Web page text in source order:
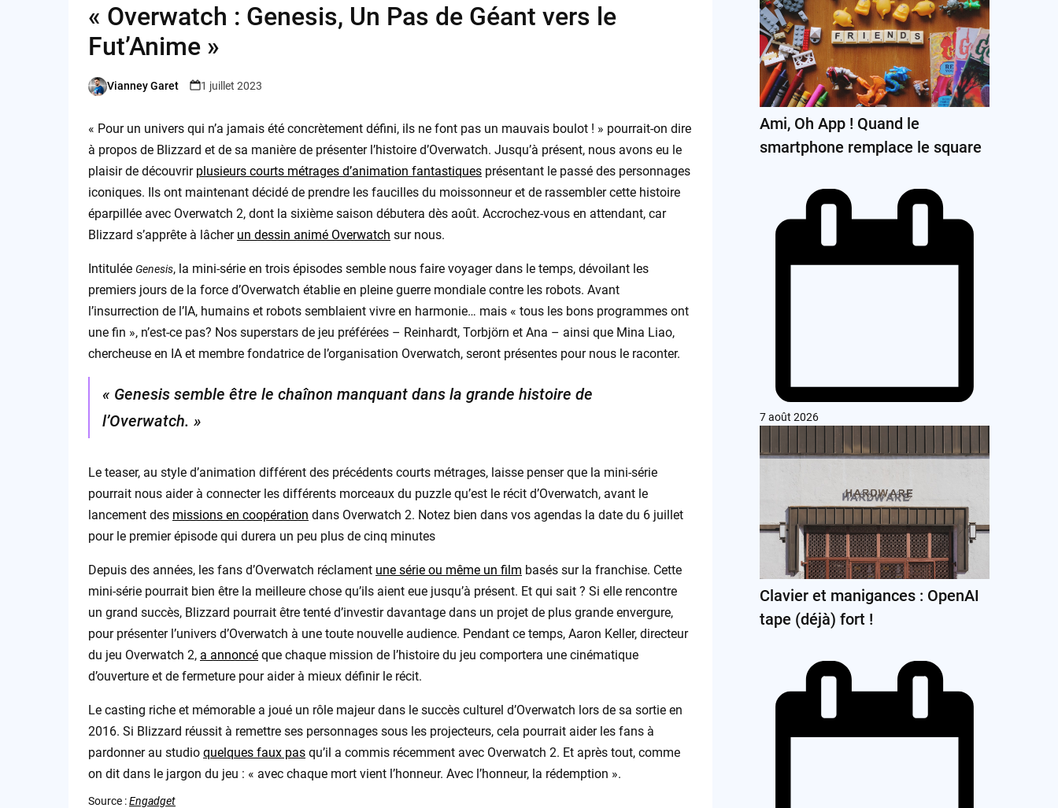
« Overwatch : Genesis, Un Pas de Géant vers le
Fut’Anime »
Posted
Vianney Garet 1 juillet 2023
« Pour un univers qui n’a jamais été concrètement défini, ils ne font pas un mauvais boulot ! » pourrait-on dire
à propos de Blizzard et de sa manière de présenter l’histoire d’Overwatch. Jusqu’à présent, nous avons eu le
plaisir de découvrir plusieurs courts métrages d’animation fantastiquesprésentant le passé des personnages
iconiques. Ils ont maintenant décidé de prendre les faucilles du moissonneur et de rassembler cette histoire
éparpillée avec Overwatch 2, dont la sixième saison débutera dès août. Accrochez-vous en attendant, car
Blizzard s’apprête à lâcher un dessin animé Overwatch sur nous.
Intitulée Genesis, la mini-série en trois épisodes semble nous faire voyager dans le temps, dévoilant les
premiers jours de la force d’Overwatch établie en pleine guerre mondiale contre les robots. Avant
l’insurrection de l’IA, humains et robots semblaient vivre en harmonie… mais « tous les bons programmes ont
une fin », n’est-ce pas? Nos superstars de jeu préférées – Reinhardt, Torbjörn et Ana – ainsi que Mina Liao,
chercheuse en IA et membre fondatrice de l’organisation Overwatch, seront présentes pour nous le raconter.
« Genesis semble être le chaînon manquant dans la grande histoire de
l’Overwatch. »
Le teaser, au style d’animation différent des précédents courts métrages, laisse penser que la mini-série
pourrait nous aider à connecter les différents morceaux du puzzle qu’est le récit d’Overwatch, avant le
lancement des missions en coopération dans Overwatch 2. Notez bien dans vos agendas la date du 6 juillet
pour le premier épisode qui durera un peu plus de cinq minutes
Depuis des années, les fans d’Overwatch réclament une série ou même un film basés sur la franchise. Cette
mini-série pourrait bien être la meilleure chose qu’ils aient eue jusqu’à présent. Et qui sait ? Si elle rencontre
un grand succès, Blizzard pourrait être tenté d’investir davantage dans un projet de plus grande envergure,
pour présenter l’univers d’Overwatch à une toute nouvelle audience. Pendant ce temps, Aaron Keller, directeur
du jeu Overwatch 2, a annoncéque chaque mission de l’histoire du jeu comportera une cinématique
d’ouverture et de fermeture pour aider à mieux définir le récit.
Le casting riche et mémorable a joué un rôle majeur dans le succès culturel d’Overwatch lors de sa sortie en
2016. Si Blizzard réussit à remettre ses personnages sous les projecteurs, cela pourrait aider les fans à
pardonner au studio quelques faux pasqu’il a commis récemment avec Overwatch 2. Et après tout, comme
on dit dans le jargon du jeu : « avec chaque mort vient l’honneur. Avec l’honneur, la rédemption ».
Source :Engadget
Ami, Oh App ! Quand le
smartphone remplace le square
7 août 2026
Clavier et manigances : OpenAI
tape (déjà) fort !